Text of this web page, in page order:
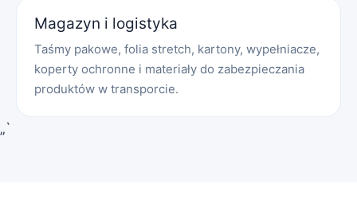
Magazyn i logistyka
Taśmy pakowe, folia stretch, kartony, wypełniacze,
koperty ochronne i materiały do zabezpieczania
produktów w transporcie.
„`